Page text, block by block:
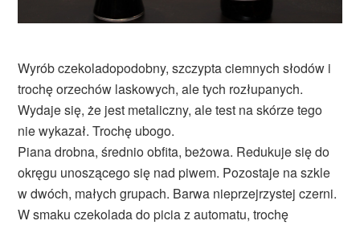
Wyrób czekoladopodobny, szczypta ciemnych słodów i
trochę orzechów laskowych, ale tych rozłupanych.
Wydaje się, że jest metaliczny, ale test na skórze tego
nie wykazał. Trochę ubogo.
Piana drobna, średnio obfita, beżowa. Redukuje się do
okręgu unoszącego się nad piwem. Pozostaje na szkle
w dwóch, małych grupach. Barwa nieprzejrzystej czerni.
W smaku czekolada do picia z automatu, trochę